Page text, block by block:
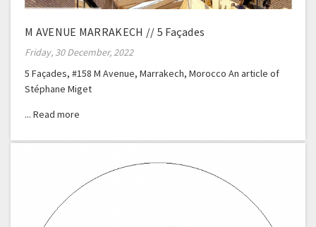
M AVENUE MARRAKECH // 5 Façades
Friday, 30 December, 2022
5 Façades, #158 M Avenue, Marrakech, Morocco An article of
Stéphane Miget